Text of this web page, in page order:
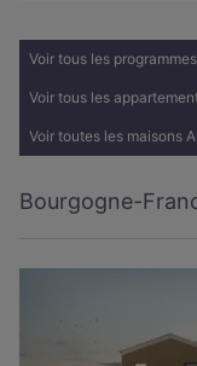
Voir tous les
Voir tous les
Voir toutes les maisons
Bourgogne-